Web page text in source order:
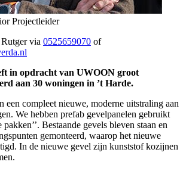
Projectleider
via 0525659070 of
in opdracht van UWOON groot
aan 30 woningen in ’t Harde.
een compleet nieuwe, moderne uitstraling aan
We hebben prefab gevelpanelen gebruikt
Bestaande gevels bleven staan en
gemonteerd, waarop het nieuwe
In de nieuwe gevel zijn kunststof kozijnen